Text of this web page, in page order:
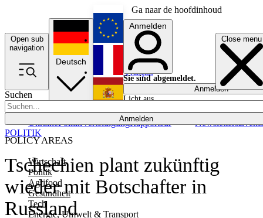
Ga naar de hoofdinhoud
Open sub
navigation
Close menu
Suchen
Anmelden
POLICY AREAS
Wirtschaft
Politik
Agrifood
Gesundheit
Tech
Energie, Umwelt & Transport
UkrainePolitikVerteidigungRapporteur NewslettersEvents
Deutsch
English
Français
Anmelden
Sie sind abgemeldet.
Anmelden
Licht aus
Tschechien plant zukünftig
wieder mit Botschafter in
Russland
POLITIK